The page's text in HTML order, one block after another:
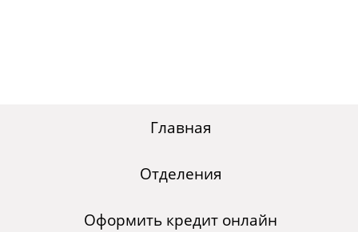
Главная
Отделения
Оформить кредит онлайн